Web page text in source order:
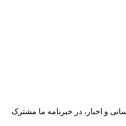
و اخبار، در خبرنامه ما مشترک